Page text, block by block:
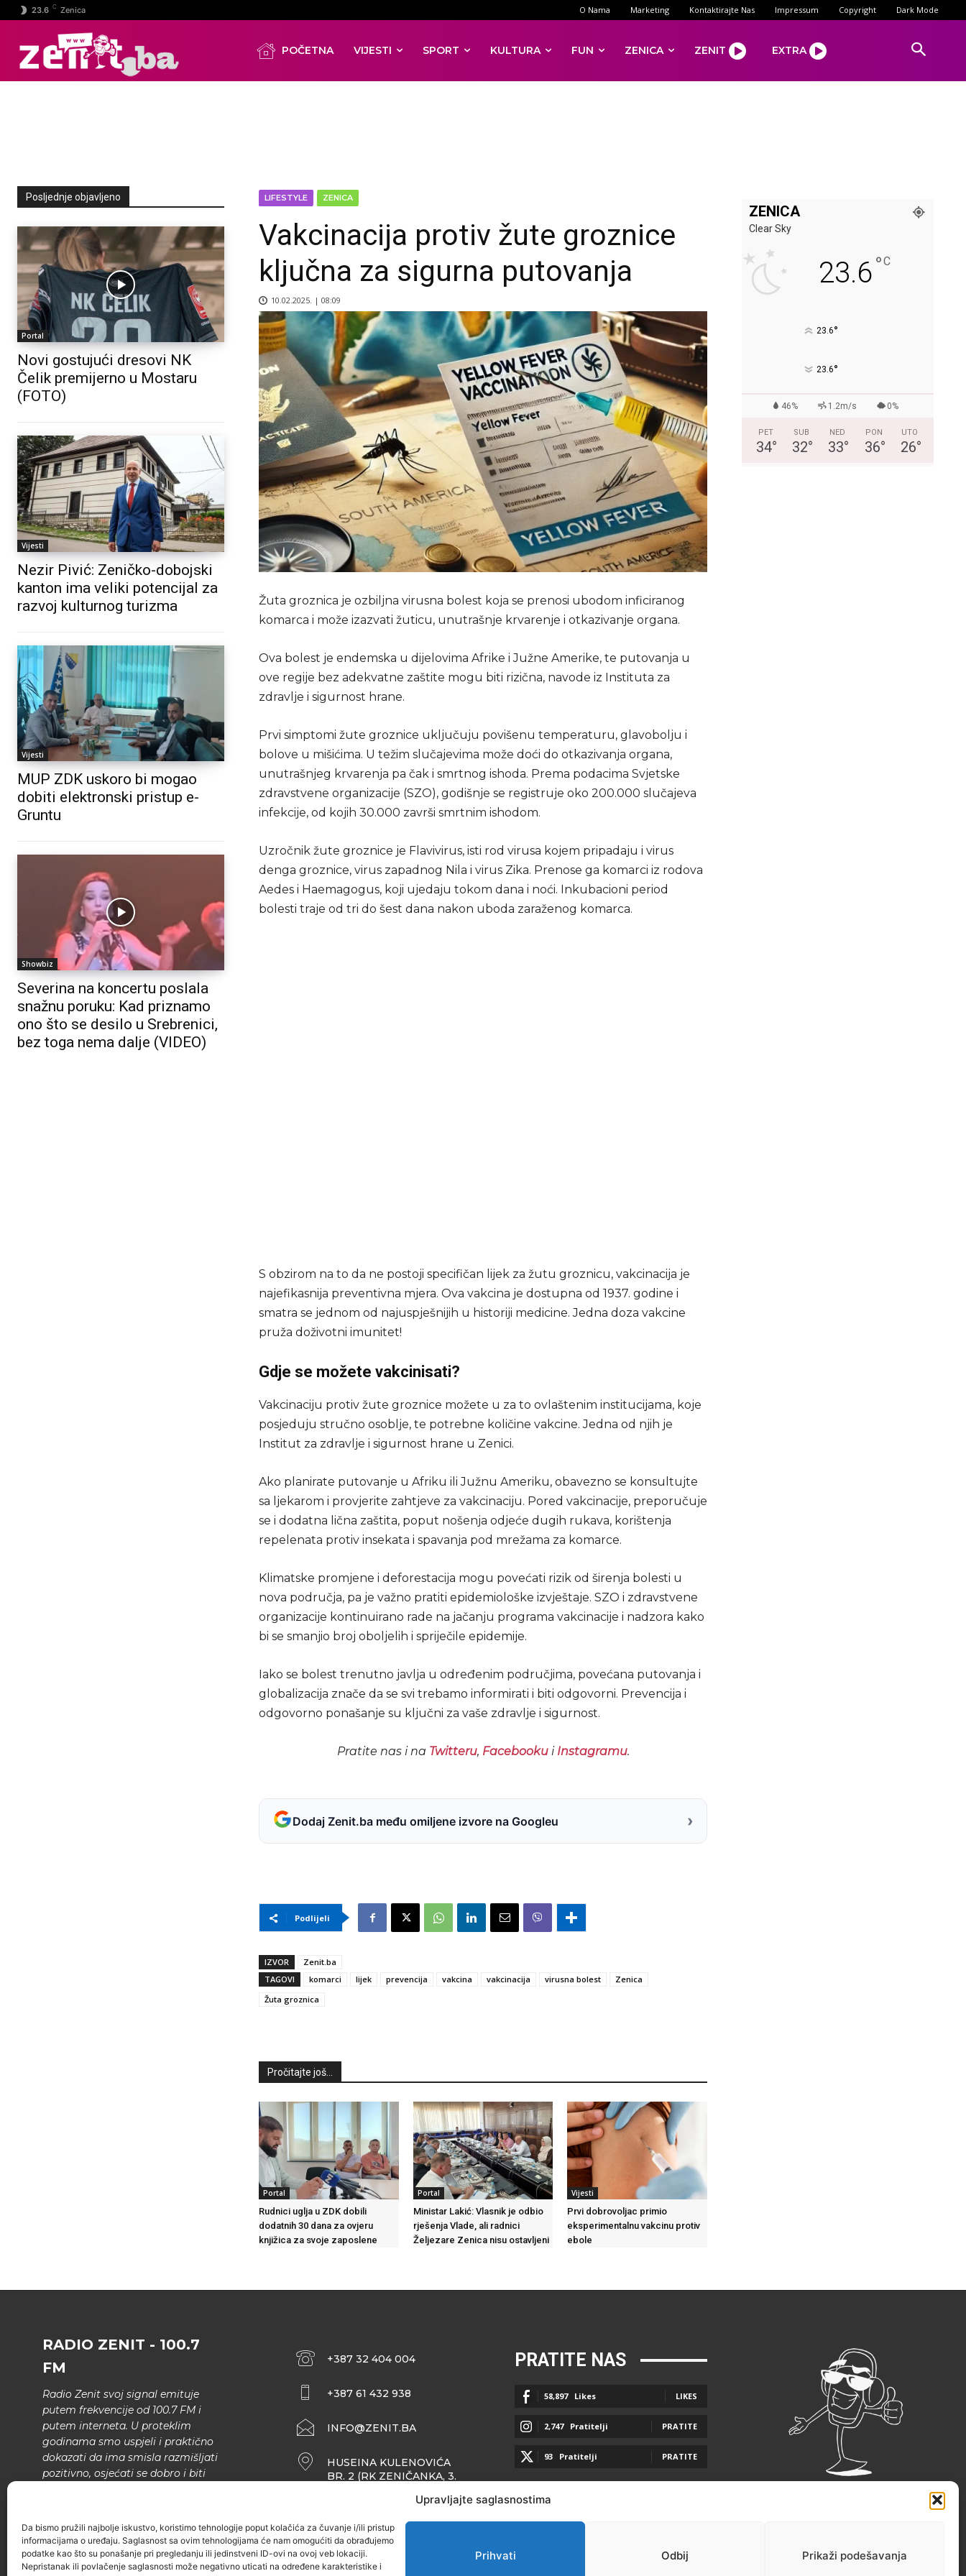
Upravljajte saglasnostima
Da bismo pružili najbolje iskustvo, koristimo tehnologije poput kolačića za čuvanje i/ili pristup
informacijama o uređaju. Saglasnost sa ovim tehnologijama će nam omogućiti da obrađujemo
podatke kao što su ponašanje pri pregledanju ili jedinstveni ID-ovi na ovoj veb lokaciji.
Nepristanak ili povlačenje saglasnosti može negativno uticati na određene karakteristike i
Prihvati Odbij Prikaži podešavanja
23.6 C Zenica O Nama Marketing Kontaktirajte Nas Impressum Copyright Dark Mode
POČETNA VIJESTI SPORT KULTURA FUN ZENICA ZENIT EXTRA
Posljednje objavljeno
Portal
Novi gostujući dresovi NK
Čelik premijerno u Mostaru
(FOTO)
Vijesti
Nezir Pivić: Zeničko-dobojski
kanton ima veliki potencijal za
razvoj kulturnog turizma
Vijesti
MUP ZDK uskoro bi mogao
dobiti elektronski pristup e-
Gruntu
Showbiz
Severina na koncertu poslala
snažnu poruku: Kad priznamo
ono što se desilo u Srebrenici,
bez toga nema dalje (VIDEO)
LIFESTYLE ZENICA
Vakcinacija protiv žute groznice
ključna za sigurna putovanja
10.02.2025. | 08:09
Žuta groznica je ozbiljna virusna bolest koja se prenosi ubodom inficiranog
komarca i može izazvati žuticu, unutrašnje krvarenje i otkazivanje organa.
Ova bolest je endemska u dijelovima Afrike i Južne Amerike, te putovanja u
ove regije bez adekvatne zaštite mogu biti rizična, navode iz Instituta za
zdravlje i sigurnost hrane.
Prvi simptomi žute groznice uključuju povišenu temperaturu, glavobolju i
bolove u mišićima. U težim slučajevima može doći do otkazivanja organa,
unutrašnjeg krvarenja pa čak i smrtnog ishoda. Prema podacima Svjetske
zdravstvene organizacije (SZO), godišnje se registruje oko 200.000 slučajeva
infekcije, od kojih 30.000 završi smrtnim ishodom.
Uzročnik žute groznice je Flavivirus, isti rod virusa kojem pripadaju i virus
denga groznice, virus zapadnog Nila i virus Zika. Prenose ga komarci iz rodova
Aedes i Haemagogus, koji ujedaju tokom dana i noći. Inkubacioni period
bolesti traje od tri do šest dana nakon uboda zaraženog komarca.
S obzirom na to da ne postoji specifičan lijek za žutu groznicu, vakcinacija je
najefikasnija preventivna mjera. Ova vakcina je dostupna od 1937. godine i
smatra se jednom od najuspješnijih u historiji medicine. Jedna doza vakcine
pruža doživotni imunitet!
Gdje se možete vakcinisati?
Vakcinaciju protiv žute groznice možete u za to ovlaštenim institucijama, koje
posjeduju stručno osoblje, te potrebne količine vakcine. Jedna od njih je
Institut za zdravlje i sigurnost hrane u Zenici.
Ako planirate putovanje u Afriku ili Južnu Ameriku, obavezno se konsultujte
sa ljekarom i provjerite zahtjeve za vakcinaciju. Pored vakcinacije, preporučuje
se i dodatna lična zaštita, poput nošenja odjeće dugih rukava, korištenja
repelenata protiv insekata i spavanja pod mrežama za komarce.
Klimatske promjene i deforestacija mogu povećati rizik od širenja bolesti u
nova područja, pa je važno pratiti epidemiološke izvještaje. SZO i zdravstvene
organizacije kontinuirano rade na jačanju programa vakcinacije i nadzora kako
bi se smanjio broj oboljelih i spriječile epidemije.
Iako se bolest trenutno javlja u određenim područjima, povećana putovanja i
globalizacija znače da se svi trebamo informirati i biti odgovorni. Prevencija i
odgovorno ponašanje su ključni za vaše zdravlje i sigurnost.
Pratite nas i na Twitteru, Facebookui Instagramu.
Dodaj Zenit.ba među omiljene izvore na Googleu ›
Podlijeli
IZVOR
Zenit.ba
TAGOVI
komarci lijek prevencija vakcina vakcinacija virusna bolest
Zenica
Žuta groznica
Pročitajte još...
Portal
Rudnici uglja u ZDK dobili
dodatnih 30 dana za ovjeru
knjižica za svoje zaposlene
Portal
Ministar Lakić: Vlasnik je odbio
rješenja Vlade, ali radnici
Željezare Zenica nisu ostavljeni
Vijesti
Prvi dobrovoljac primio
eksperimentalnu vakcinu protiv
ebole
ZENICA
Clear Sky
23.6°C
23.6°
23.6°
46% 1.2m/s 0%
PET
34°
SUB
32°
NED
33°
PON
36°
UTO
26°
RADIO ZENIT - 100.7
FM
Radio Zenit svoj signal emituje
putem frekvencije od 100.7 FM i
putem interneta. U proteklim
godinama smo uspjeli i praktično
dokazati da ima smisla razmišljati
pozitivno, osjećati se dobro i biti
narodne muzike..
+387 32 404 004
+387 61 432 938
INFO@ZENIT.BA
HUSEINA KULENOVIĆA
BR. 2 (RK ZENIČANKA, 3.
PRATITE NAS
58,897 Likes LIKES
2,747 Pratitelji PRATITE
93 Pratitelji PRATITE